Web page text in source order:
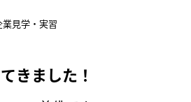
見学・実習
きました！